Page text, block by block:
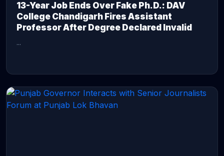
13-Year Job Ends Over Fake Ph.D.: DAV
College Chandigarh Fires Assistant
Professor After Degree Declared Invalid
...